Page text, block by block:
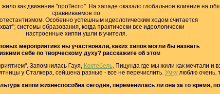
как движение "проТесто". На западе оказало глобальное влияние на
сравниваемое по
Особенно успешным идеологическим ходом считается
системы образования, когда практически все идеологически
настроенные хиппи ушли в учителя.
мероприятиях вы участвовали, каких хипов могли бы назвать
себе по творческому духу? расскажите об этом
Запомнилась Гауя, Коктебель, Пицунда где мы жили как мечтали и
у Сталкера, сейшена разные - все не перечислить. Умку люблю очень,
хиппи жизнеспособна сегодня, переменилась ли она за то время,